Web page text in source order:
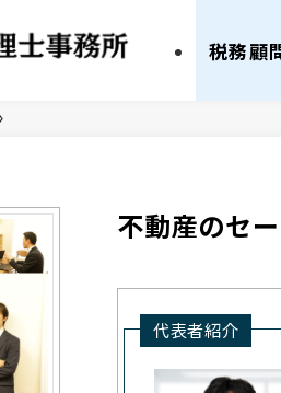
税務顧
不動産のセ
代表者紹介